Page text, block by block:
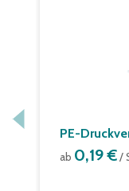
PE-
ab 0,19 €/